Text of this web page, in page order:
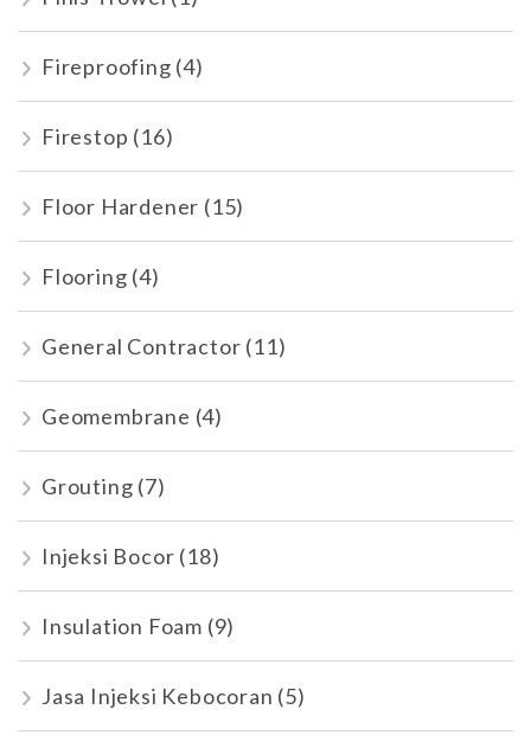
Fireproofing (4)
Firestop (16)
Floor Hardener (15)
Flooring (4)
General Contractor (11)
Geomembrane (4)
Grouting (7)
Injeksi Bocor (18)
Insulation Foam (9)
Jasa Injeksi Kebocoran (5)